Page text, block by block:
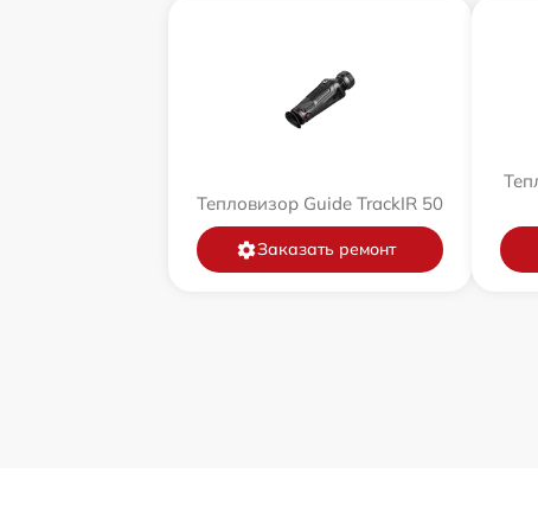
Тепловизор Guide TrackIR 50
Заказать ремонт